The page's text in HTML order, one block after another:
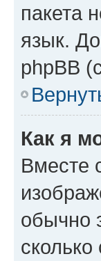
пакета
язык.
phpBB
Как я
Вместе
обычно